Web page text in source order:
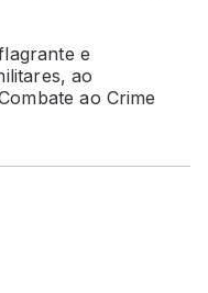
e
ao
ao Crime